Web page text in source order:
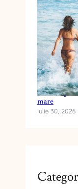
Cum alegi
mare
iulie 30, 2026